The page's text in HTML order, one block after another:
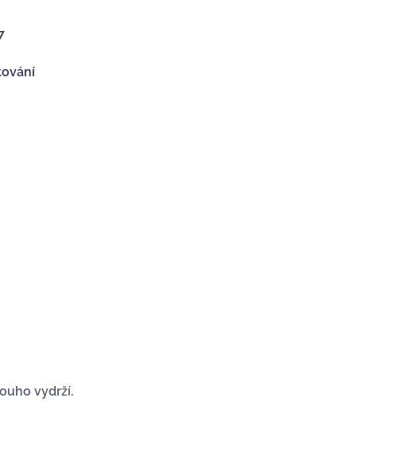
vydrží.